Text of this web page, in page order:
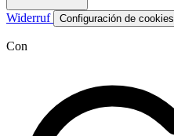
Widerruf Configuración de cookies
Con